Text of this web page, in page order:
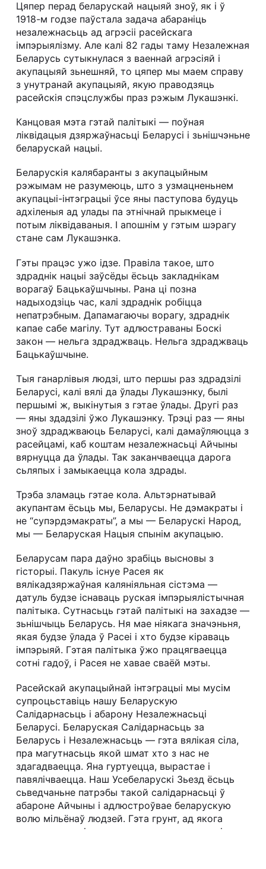
Цяпер перад беларускай нацыяй зноў, як і ў
1918-м годзе паўстала задача абараніць
незалежнасьць ад агрэсіі расейскага
імпэрыялізму. Але калі 82 гады таму Незалежная
Беларусь сутыкнулася з ваеннай агрэсіяй і
акупацыяй зьнешняй, то цяпер мы маем справу
з унутранай акупацыяй, якую праводзяць
расейскія спэцслужбы праз рэжым Лукашэнкі.
Канцовая мэта гэтай палітыкі — поўная
ліквідацыя дзяржаўнасьці Беларусі і зьнішчэньне
беларускай нацыі.
Беларускія калябаранты з акупацыйным
рэжымам не разумеюць, што з узмацненьнем
акупацыі-інтэграцыі ўсе яны паступова будуць
адхіленыя ад улады па этнічнай прыкмеце і
потым ліквідаваныя. І апошнім у гэтым шэрагу
стане сам Лукашэнка.
Гэты працэс ужо ідзе. Правіла такое, што
здраднік нацыі заўсёды ёсьць закладнікам
ворагаў Бацькаўшчыны. Рана ці позна
надыходзіць час, калі здраднік робіцца
непатрэбным. Дапамагаючы ворагу, здраднік
капае сабе магілу. Тут адлюстраваны Боскі
закон — нельга здраджваць. Нельга здраджваць
Бацькаўшчыне.
Тыя ганарлівыя людзі, што першы раз здрадзілі
Беларусі, калі вялі да ўлады Лукашэнку, былі
першымі ж, выкінутыя з гэтае ўлады. Другі раз
— яны здадзілі ўжо Лукашэнку. Трэці раз — яны
зноў здраджваюць Беларусі, калі дамаўляюцца з
расейцамі, каб коштам незалежнасьці Айчыны
вярнуцца да ўлады. Так заканчваецца дарога
сьляпых і замыкаецца кола здрады.
Трэба зламаць гэтае кола. Альтэрнатывай
акупантам ёсьць мы, Беларусы. Не дэмакраты і
не “супэрдэмакраты”, а мы — Беларускі Народ,
мы — Беларуская Нацыя спынім акупацыю.
Беларусам пара даўно зрабіць высновы з
гісторыі. Пакуль існуе Расея як
вялікадзяржаўная каляніяльная сістэма —
датуль будзе існаваць руская імпэрыялістычная
палітыка. Сутнасьць гэтай палітыкі на захадзе —
зьнішчыць Беларусь. Ня мае ніякага значэньня,
якая будзе ўлада ў Расеі і хто будзе кіраваць
імпэрыяй. Гэтая палітыка ўжо працягваецца
сотні гадоў, і Расея не хавае сваёй мэты.
Расейскай акупацыйнай інтэграцыі мы мусім
супроцьставіць нашу Беларускую
Салідарнасьць і абарону Незалежнасьці
Беларусі. Беларуская Салідарнасьць за
Беларусь і Незалежнасьць — гэта вялікая сіла,
пра магутнасьць якой шмат хто з нас не
здагадваецца. Яна гуртуецца, вырастае і
павялічваецца. Наш Усебеларускі Зьезд ёсьць
сьведчаньне патрэбы такой салідарнасьці ў
абароне Айчыны і адлюстроўвае беларускую
волю мільёнаў людзей. Гэта грунт, ад якога
залежыць выніковасьць нашага змаганьня і